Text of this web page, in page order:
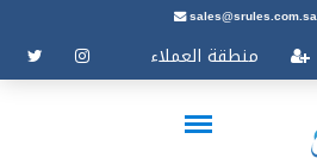
sales@srules.com.sa
منطقة العملاء